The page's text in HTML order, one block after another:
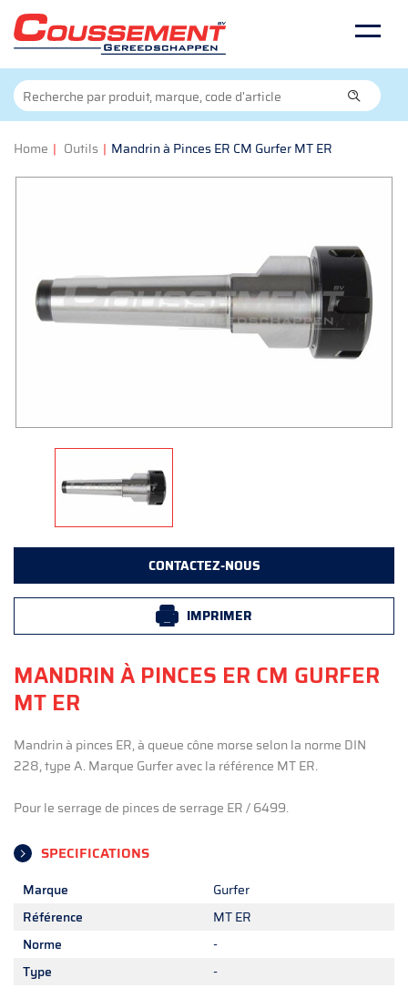
Home | Outils | Mandrin à Pinces ER CM Gurfer MT ER
CONTACTEZ-NOUS
IMPRIMER
MANDRIN À PINCES ER CM GURFER
MT ER
Mandrin à pinces ER, à queue cône morse selon la norme DIN
228, type A. Marque Gurfer avec la référence MT ER.
Pour le serrage de pinces de serrage ER / 6499.
SPECIFICATIONS
Marque
Gurfer
Référence
MT ER
Norme
-
Type
-